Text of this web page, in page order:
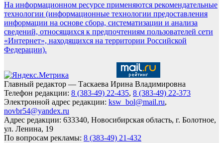
На информационном ресурсе применяются рекомендательные
технологии (информационные технологии предоставления
информации на основе сбора, систематизации и анализа
сведений, относящихся к предпочтениям пользователей сети
«Интернет», находящихся на территории Российской
Федерации).
Главный редактор — Таскаева Ирина Владимировна
Телефон редакции: 8 (383-49) 22-435, 8 (383-49) 22-373
Электронной адрес редакции: ksw_bol@mail.ru,
novbr54@yandex.ru
Адрес редакции: 633340, Новосибирская область, г. Болотное,
ул. Ленина, 19
По вопросам рекламы: 8 (383-49) 21-432